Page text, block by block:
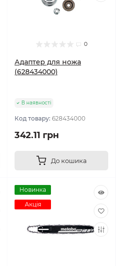
0
Адаптер для ножа
(628434000)
В наявності
Код товару: 628434000
342.11 грн
До кошика
Новинка
Акція